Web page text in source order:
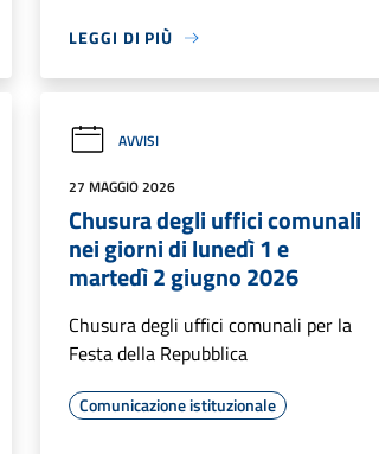
LEGGI DI PIÙ
AVVISI
27 MAGGIO 2026
Chusura degli uffici comunali
nei giorni di lunedì 1 e
martedì 2 giugno 2026
Chusura degli uffici comunali per la
Festa della Repubblica
Comunicazione istituzionale